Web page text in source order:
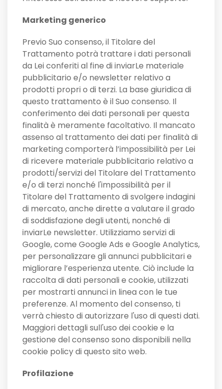
Marketing generico
Previo Suo consenso, il Titolare del
Trattamento potrà trattare i dati personali
da Lei conferiti al fine di inviarLe materiale
pubblicitario e/o newsletter relativo a
prodotti propri o di terzi. La base giuridica di
questo trattamento è il Suo consenso. Il
conferimento dei dati personali per questa
finalità è meramente facoltativo. Il mancato
assenso al trattamento dei dati per finalità di
marketing comporterà l’impossibilità per Lei
di ricevere materiale pubblicitario relativo a
prodotti/servizi del Titolare del Trattamento
e/o di terzi nonché l'impossibilità per il
Titolare del Trattamento di svolgere indagini
di mercato, anche dirette a valutare il grado
di soddisfazione degli utenti, nonché di
inviarLe newsletter. Utilizziamo servizi di
Google, come Google Ads e Google Analytics,
per personalizzare gli annunci pubblicitari e
migliorare l’esperienza utente. Ciò include la
raccolta di dati personali e cookie, utilizzati
per mostrarti annunci in linea con le tue
preferenze. Al momento del consenso, ti
verrà chiesto di autorizzare l'uso di questi dati.
Maggiori dettagli sull'uso dei cookie e la
gestione del consenso sono disponibili nella
cookie policy di questo sito web.
Profilazione